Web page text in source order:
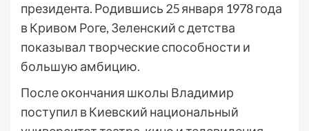
президента. Родившись 25 января 1978 года
в Кривом Роге, Зеленский с детства
показывал творческие способности и
большую амбицию.
После окончания школы Владимир
поступил в Киевский национальный